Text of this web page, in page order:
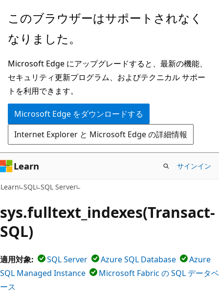
メ
ン
ン
テ
ン
ツ
に
ス
キ
ッ
プ
このブラウザーはサポートされなく
なりました。
Microsoft Edge にアップグレードすると、最新の機能、
セキュリティ更新プログラム、およびテクニカル サポー
トを利用できます。
Microsoft Edge をダウンロードする
Internet Explorer と Microsoft Edge の詳細情報
Learn サインイン
Learn SQL SQL Server
sys.fulltext_indexes(Transact-
SQL)
適用対象: SQL Server Azure SQL Database
Azure
SQL Managed Instance
Microsoft Fabric の SQL データベ
ース